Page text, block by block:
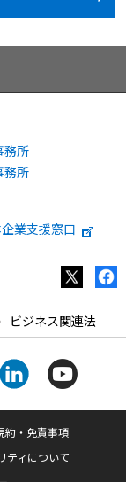
務所
務所
業支援窓口
ビジネス関連法
約・免責事項
ティについて